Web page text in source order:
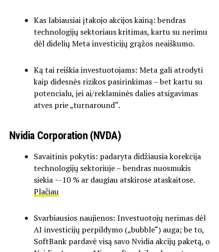
Kas labiausiai įtakojo akcijos kainą: bendras
technologijų sektoriaus kritimas, kartu su nerimu
dėl didelių Meta investicijų grąžos neaiškumo.
Ką tai reiškia investuotojams: Meta gali atrodyti
kaip didesnės rizikos pasirinkimas – bet kartu su
potencialu, jei ai/reklaminės dalies atsigavimas
atves prie „turnaround“.
Nvidia Corporation (NVDA)
Savaitinis pokytis: padaryta didžiausia korekcija
technologijų sektoriuje – bendras nuosmukis
siekia ~-10 % ar daugiau atskirose ataskaitose.
Plačiau
Svarbiausios naujienos: Investuotojų nerimas dėl
AI investicijų perpildymo („bubble“) auga; be to,
SoftBank pardavė visą savo Nvidia akcijų paketą, o